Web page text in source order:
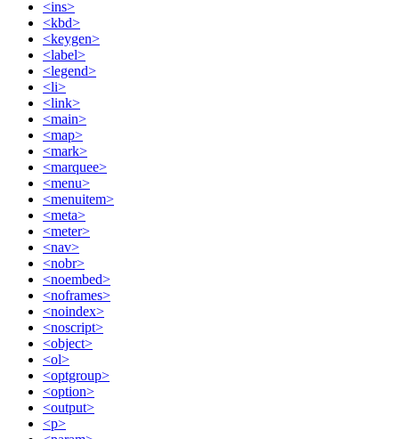
<ins>
<kbd>
<keygen>
<label>
<legend>
<li>
<link>
<main>
<map>
<mark>
<marquee>
<menu>
<menuitem>
<meta>
<meter>
<nav>
<nobr>
<noembed>
<noframes>
<noindex>
<noscript>
<object>
<ol>
<optgroup>
<option>
<output>
<p>